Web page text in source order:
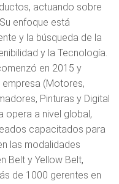
actuando sobre
enfoque está
y la búsqueda de la
y la Tecnología.
en 2015 y
(Motores,
Pinturas y Digital
opera a nivel global,
capacitados para
las modalidades
Belt y Yellow Belt,
de 1000 gerentes en